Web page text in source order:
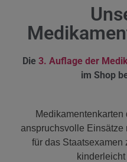
Die 3. Auflage der
im Shop
anspruchsvolle Einsätze
für das Staatsexamen